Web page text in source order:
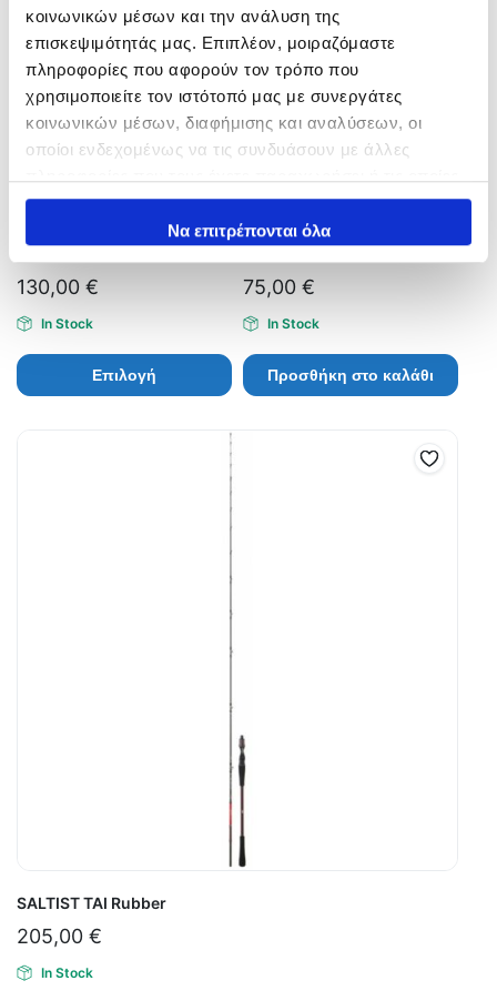
κοινωνικών μέσων και την ανάλυση της
επισκεψιμότητάς μας. Επιπλέον, μοιραζόμαστε
πληροφορίες που αφορούν τον τρόπο που
χρησιμοποιείτε τον ιστότοπό μας με συνεργάτες
κοινωνικών μέσων, διαφήμισης και αναλύσεων, οι
οποίοι ενδεχομένως να τις συνδυάσουν με άλλες
έχουν συλλέξει σε σχέση με την από μέρους σας χρήση
των υπηρεσιών τους.Να επιτρέπονται όλα
130,00 €
In Stock
Επιλογή
75,00 €
In Stock
Προσθήκη στο καλάθι
SALTIST TAI Rubber
205,00 €
In Stock